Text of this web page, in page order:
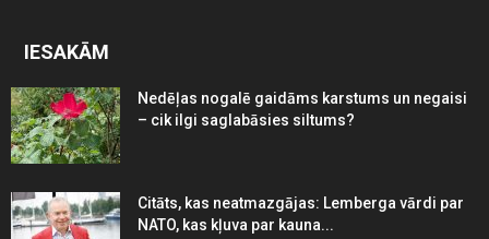
IESAKĀM
Nedēļas nogalē gaidāms karstums un negaisi
– cik ilgi saglabāsies siltums?
Citāts, kas neatmazgājas: Lemberga vārdi par
NATO, kas kļuva par kauna...